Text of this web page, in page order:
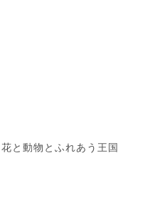
花と動物とふれあう王国